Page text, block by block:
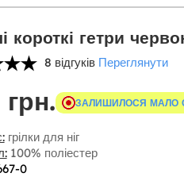
короткі гетри
8 відгуків Переглянути
ЗАЛИШИЛОСЯ МАЛО
грілки для ніг
100% поліестер
0